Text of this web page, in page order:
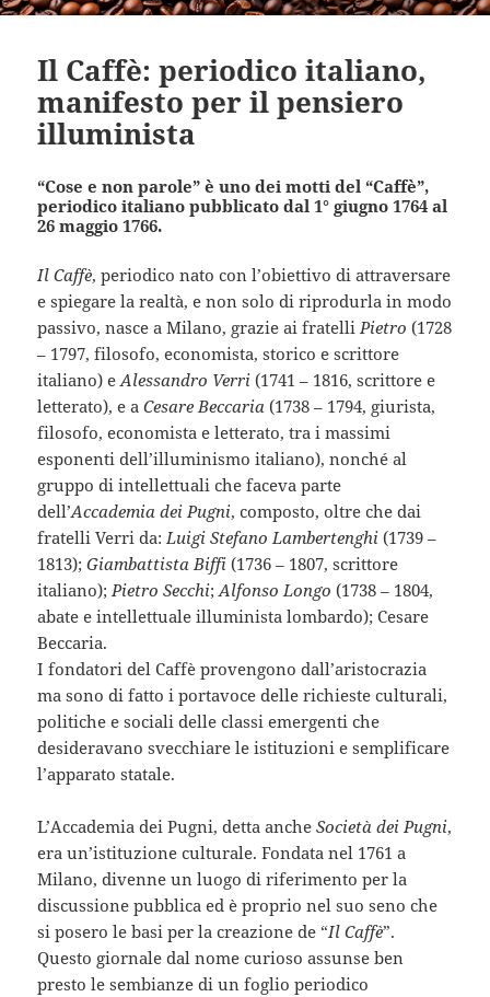
Il Caffè: periodico italiano,
manifesto per il pensiero
illuminista
“Cose e non parole” è uno dei motti del “Caffè”,
periodico italiano pubblicato dal 1° giugno 1764 al
26 maggio 1766.
Il Caffè, periodico nato con l’obiettivo di attraversare
e spiegare la realtà, e non solo di riprodurla in modo
passivo, nasce a Milano, grazie ai fratelli Pietro (1728
– 1797, filosofo, economista, storico e scrittore
italiano) eAlessandro Verri (1741 – 1816, scrittore e
letterato), e aCesare Beccaria (1738 – 1794, giurista,
filosofo, economista e letterato, tra i massimi
esponenti dell’illuminismo italiano), nonché al
gruppo di intellettuali che faceva parte
dell’Accademia dei Pugni, composto, oltre che dai
fratelli Verri da: Luigi Stefano Lambertenghi (1739 –
1813);Giambattista Biffi(1736 – 1807, scrittore
italiano); Pietro Secchi;Alfonso Longo (1738 – 1804,
abate e intellettuale illuminista lombardo); Cesare
Beccaria.
I fondatori del Caffè provengono dall’aristocrazia
ma sono di fatto i portavoce delle richieste culturali,
politiche e sociali delle classi emergenti che
desideravano svecchiare le istituzioni e semplificare
l’apparato statale.
L’Accademia dei Pugni, detta ancheSocietà dei Pugni,
era un’istituzione culturale. Fondata nel 1761 a
Milano, divenne un luogo di riferimento per la
discussione pubblica ed è proprio nel suo seno che
si posero le basi per la creazione de “Il Caffè”.
Questo giornale dal nome curioso assunse ben
presto le sembianze di un foglio periodico